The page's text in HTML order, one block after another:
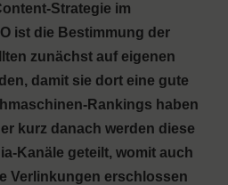
Strategie im
ist die Bestimmung der
zunächst auf eigenen
damit sie dort eine gute
Rankings haben
kurz danach werden diese
Kanäle geteilt, womit auch
Verlinkungen erschlossen